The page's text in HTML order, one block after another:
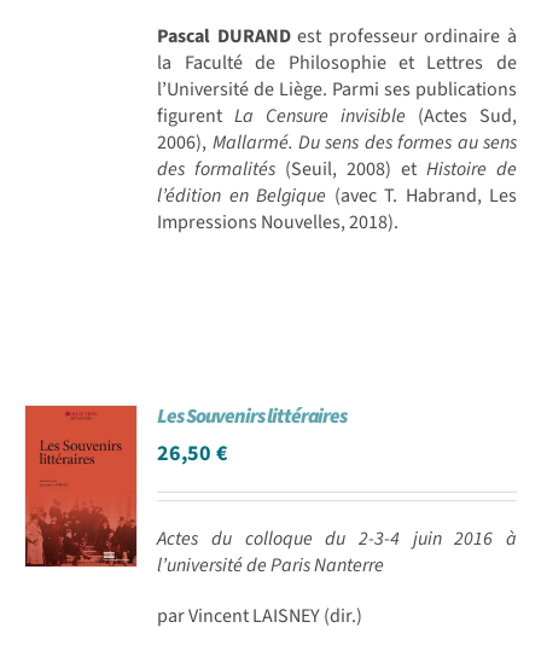
Pascal DURANDest professeur ordinaire à
la Faculté de Philosophie et Lettres de
l’Université de Liège. Parmi ses publications
figurent La Censure invisible (Actes Sud,
2006), Mallarmé. Du sens des formes au sens
des formalités (Seuil, 2008) etHistoire de
l’édition en Belgique (avec T. Habrand, Les
Impressions Nouvelles, 2018).
Les Souvenirs littéraires
26,50€
Actes du colloque du 2-3-4 juin 2016 à
l’université de Paris Nanterre
par Vincent LAISNEY (dir.)